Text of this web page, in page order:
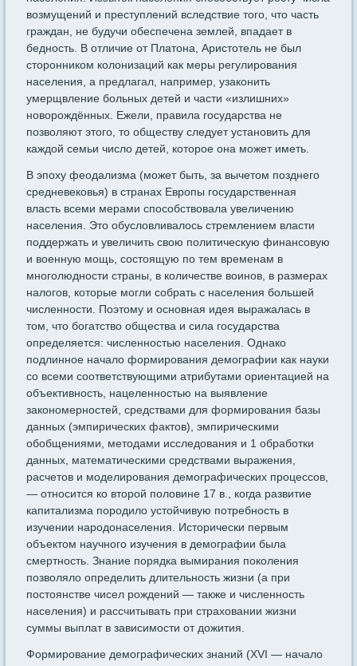
возмущений и преступлений вследствие того, что часть
граждан, не будучи обеспечена землей, впадает в
бедность. В отличие от Платона, Аристотель не был
сторонником колонизаций как меры регулирования
населения, а предлагал, например, узаконить
умерщвление больных детей и части «излишних»
новорождённых. Ежели, правила государства не
позволяют этого, то обществу следует установить для
каждой семьи число детей, которое она может иметь.
В эпоху феодализма (может быть, за вычетом позднего
средневековья) в странах Европы государственная
власть всеми мерами способствовала увеличению
населения. Это обусловливалось стремлением власти
поддержать и увеличить свою политическую финансовую
и военную мощь, состоящую по тем временам в
многолюдности страны, в количестве воинов, в размерах
налогов, которые могли собрать с населения большей
численности. Поэтому и основная идея выражалась в
том, что богатство общества и сила государства
определяется: численностью населения. Однако
подлинное начало формирования демографии как науки
со всеми соответствующими атрибутами ориентацией на
объективность, нацеленностью на выявление
закономерностей, средствами для формирования базы
данных (эмпирических фактов), эмпирическими
обобщениями, методами исследования и 1 обработки
данных, математическими средствами выражения,
расчетов и моделирования демографических процессов,
— относится ко второй половине 17 в., когда развитие
капитализма породило устойчивую потребность в
изучении народонаселения. Исторически первым
объектом научного изучения в демографии была
смертность. Знание порядка вымирания поколения
позволяло определить длительность жизни (а при
постоянстве чисел рождений — также и численность
населения) и рассчитывать при страховании жизни
суммы выплат в зависимости от дожития.
Формирование демографических знаний (XVI — начало